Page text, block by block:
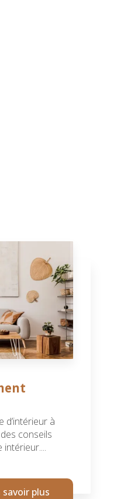
d’intérieur à
conseils
intérieur....
savoir plus